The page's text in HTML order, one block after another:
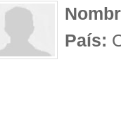
País: